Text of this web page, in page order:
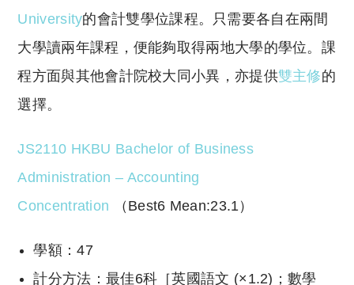
University的會計雙學位課程。只需要各自在兩間
大學讀兩年課程，便能夠取得兩地大學的學位。課
程方面與其他會計院校大同小異，亦提供雙主修的
選擇。
JS2110 HKBU Bachelor of Business
Administration – Accounting
Concentration （Best6 Mean:23.1）
學額：47
計分方法：最佳6科［英國語文 (×1.2)；數學